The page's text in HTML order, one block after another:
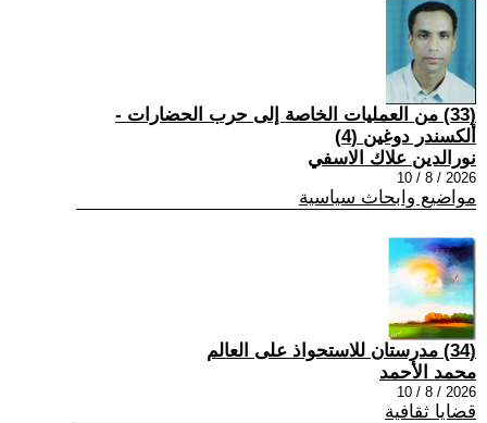
(33) من العمليات الخاصة إلى حرب الحضارات -
ألكسندر دوغين (4)
نورالدين علاك الاسفي
2026 / 8 / 10
مواضيع وابحاث سياسية
(34) مدرستان للاستحواذ على العالم
محمد الأحمد
2026 / 8 / 10
قضايا ثقافية